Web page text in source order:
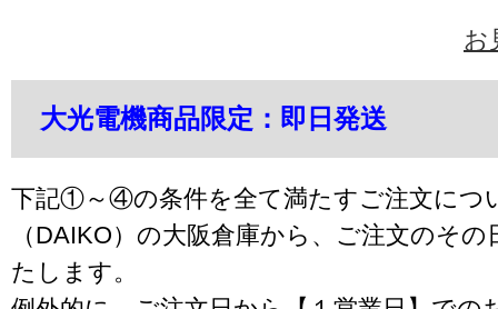
お
大光電機商品限定：即日発送
下記①～④の条件を全て満たすご注文につ
（DAIKO）の大阪倉庫から、ご注文のそ
たします。